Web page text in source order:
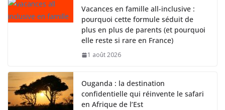
Vacances en famille all-inclusive :
pourquoi cette formule séduit de
plus en plus de parents (et pourquoi
elle reste si rare en France)
1 août 2026
Ouganda : la destination
confidentielle qui réinvente le safari
en Afrique de l’Est